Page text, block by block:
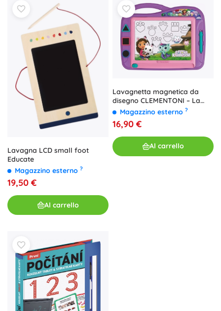
Lavagna LCD small foot
Educate
Magazzino esterno ?
19,50 €
Al carrello
Lavagnetta magnetica da
disegno CLEMENTONI – La
casa delle bambole di Gabby
Magazzino esterno ?
16,90 €
Al carrello